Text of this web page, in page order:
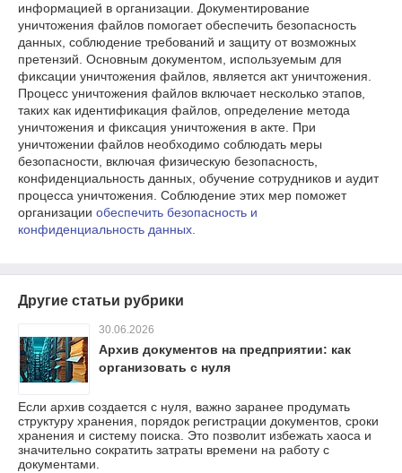
информацией в организации. Документирование
уничтожения файлов помогает обеспечить безопасность
данных, соблюдение требований и защиту от возможных
претензий. Основным документом, используемым для
фиксации уничтожения файлов, является акт уничтожения.
Процесс уничтожения файлов включает несколько этапов,
таких как идентификация файлов, определение метода
уничтожения и фиксация уничтожения в акте. При
уничтожении файлов необходимо соблюдать меры
безопасности, включая физическую безопасность,
конфиденциальность данных, обучение сотрудников и аудит
процесса уничтожения. Соблюдение этих мер поможет
организации обеспечить безопасность и
конфиденциальность данных.
Другие статьи рубрики
30.06.2026
Архив документов на предприятии: как
организовать с нуля
Если архив создается с нуля, важно заранее продумать
структуру хранения, порядок регистрации документов, сроки
хранения и систему поиска. Это позволит избежать хаоса и
значительно сократить затраты времени на работу с
документами.